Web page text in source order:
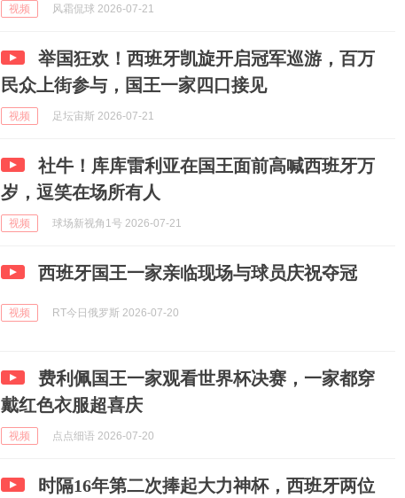
视频 风霜侃球 2026-07-21
举国狂欢！西班牙凯旋开启冠军巡游，百万
民众上街参与，国王一家四口接见
视频 足坛宙斯 2026-07-21
社牛！库库雷利亚在国王面前高喊西班牙万
岁，逗笑在场所有人
视频 球场新视角1号 2026-07-21
西班牙国王一家亲临现场与球员庆祝夺冠
视频 RT今日俄罗斯 2026-07-20
费利佩国王一家观看世界杯决赛，一家都穿
戴红色衣服超喜庆
视频 点点细语 2026-07-20
时隔16年第二次捧起大力神杯，西班牙两位